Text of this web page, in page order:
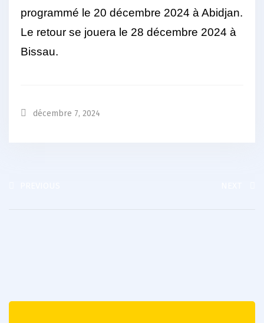
programmé le 20 décembre 2024 à Abidjan.
Le retour se jouera le 28 décembre 2024 à
Bissau.
décembre 7, 2024